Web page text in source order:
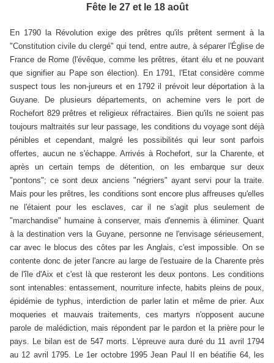
Fête le 27 et le 18 août
En 1790 la Révolution exige des prêtres qu'ils prêtent serment à la
"Constitution civile du clergé" qui tend, entre autre, à séparer l'Église de
France de Rome (l'évêque, comme les prêtres, étant élu et ne pouvant
que signifier au Pape son élection). En 1791, l'Etat considère comme
suspect tous les non-jureurs et en 1792 il prévoit leur déportation à la
Guyane. De plusieurs départements, on achemine vers le port de
Rochefort 829 prêtres et religieux réfractaires. Bien qu'ils ne soient pas
toujours maltraités sur leur passage, les conditions du voyage sont déjà
pénibles et cependant, malgré les possibilités qui leur sont parfois
offertes, aucun ne s'échappe. Arrivés à Rochefort, sur la Charente, et
après un certain temps de détention, on les embarque sur deux
"pontons"; ce sont deux anciens "négriers" ayant servi pour la traite.
Mais pour les prêtres, les conditions sont encore plus affreuses qu'elles
ne l'étaient pour les esclaves, car il ne s'agit plus seulement de
"marchandise" humaine à conserver, mais d'ennemis à éliminer. Quant
à la destination vers la Guyane, personne ne l'envisage sérieusement,
car avec le blocus des côtes par les Anglais, c'est impossible. On se
contente donc de jeter l'ancre au large de l'estuaire de la Charente près
de l'île d'Aix et c'est là que resteront les deux pontons. Les conditions
sont intenables: entassement, nourriture infecte, habits pleins de poux,
épidémie de typhus, interdiction de parler latin et même de prier. Aux
moqueries et mauvais traitements, ces martyrs n'opposent aucune
parole de malédiction, mais répondent par le pardon et la prière pour le
pays. Le bilan est de 547 morts. L'épreuve aura duré du 11 avril 1794
au 12 avril 1795. Le 1er octobre 1995 Jean Paul II en béatifie 64, les